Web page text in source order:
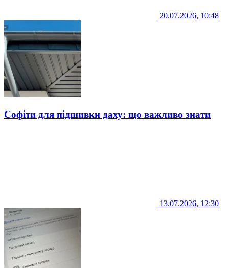
20.07.2026, 10:48
Софіти для підшивки даху: що важливо знати
13.07.2026, 12:30